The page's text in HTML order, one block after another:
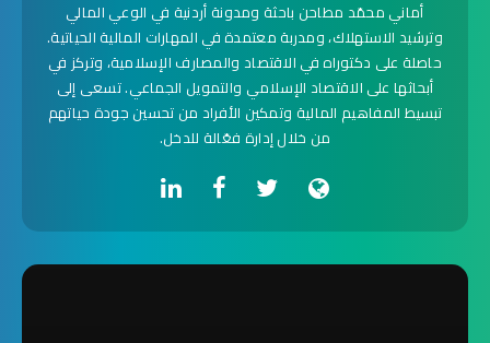
أماني محمّد مطاحن باحثة ومدونة أردنية في الوعي المالي
وترشيد الاستهلاك، ومدربة معتمدة في المهارات المالية الحياتية.
حاصلة على دكتوراه في الاقتصاد والمصارف الإسلامية، وتركز في
أبحاثها على الاقتصاد الإسلامي والتمويل الجماعي. تسعى إلى
تبسيط المفاهيم المالية وتمكين الأفراد من تحسين جودة حياتهم
من خلال إدارة فعّالة للدخل.